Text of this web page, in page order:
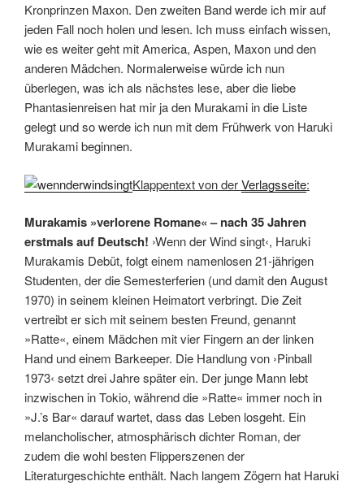
Kronprinzen Maxon. Den zweiten Band werde ich mir auf
jeden Fall noch holen und lesen. Ich muss einfach wissen,
wie es weiter geht mit America, Aspen, Maxon und den
anderen Mädchen. Normalerweise würde ich nun
überlegen, was ich als nächstes lese, aber die liebe
Phantasienreisen hat mir ja den Murakami in die Liste
gelegt und so werde ich nun mit dem Frühwerk von Haruki
Murakami beginnen.
Klappentext von derVerlagsseite:
Murakamis »verlorene Romane« – nach 35 Jahren
erstmals auf Deutsch! ›Wenn der Wind singt‹, Haruki
Murakamis Debüt, folgt einem namenlosen 21-jährigen
Studenten, der die Semesterferien (und damit den August
1970) in seinem kleinen Heimatort verbringt. Die Zeit
vertreibt er sich mit seinem besten Freund, genannt
»Ratte«, einem Mädchen mit vier Fingern an der linken
Hand und einem Barkeeper. Die Handlung von ›Pinball
1973‹ setzt drei Jahre später ein. Der junge Mann lebt
inzwischen in Tokio, während die »Ratte« immer noch in
»J.’s Bar« darauf wartet, dass das Leben losgeht. Ein
melancholischer, atmosphärisch dichter Roman, der
zudem die wohl besten Flipperszenen der
Literaturgeschichte enthält. Nach langem Zögern hat Haruki